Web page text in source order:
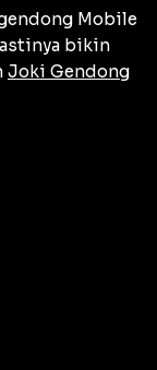
Mobile
bikin
Joki Gendong